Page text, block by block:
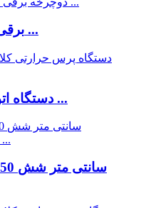
برقی سبک جدید ۱۶×۲۰ ...
دستگاه اتوماتیک دو پلاتن کلاه ...